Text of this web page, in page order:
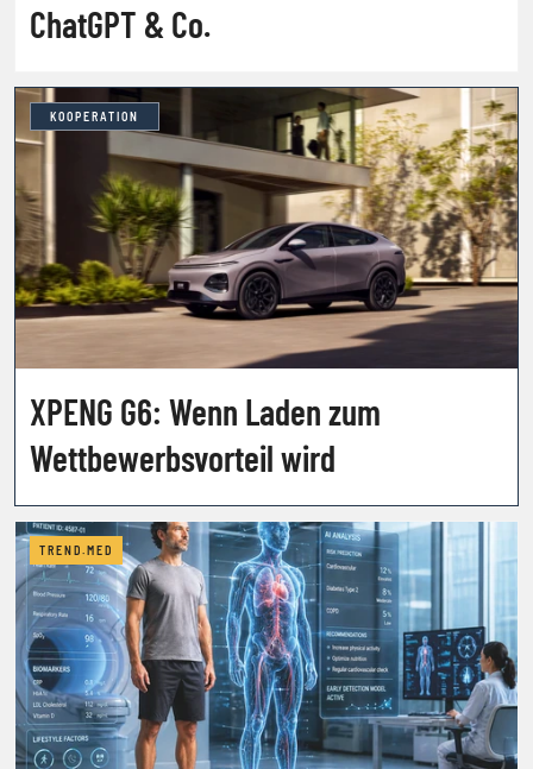
ChatGPT & Co.
KOOPERATION
XPENG G6: Wenn Laden zum
Wettbewerbsvorteil wird
TREND.MED